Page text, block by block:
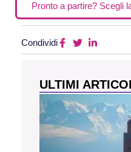
Pronto a partire? Scegli
Condividi
ULTIMI